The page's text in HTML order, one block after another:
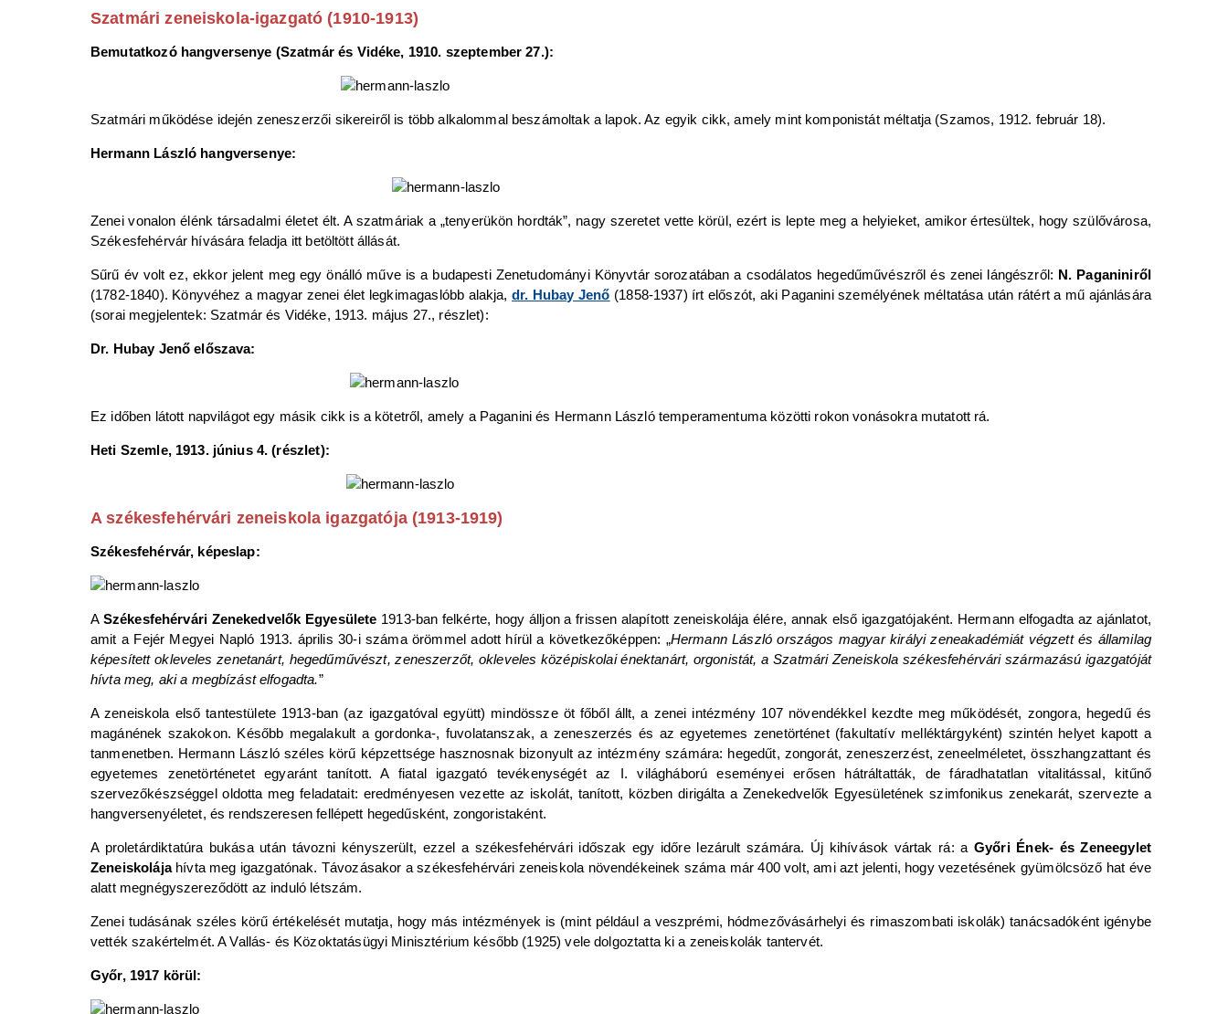
Szatmári zeneiskola-igazgató (1910-1913)
Bemutatkozó hangversenye (Szatmár és Vidéke, 1910. szeptember 27.):
Szatmári működése idején zeneszerzői sikereiről is több alkalommal beszámoltak a lapok. Az egyik cikk, amely mint komponistát méltatja (Szamos, 1912. február 18).
Hermann László hangversenye:
Zenei vonalon élénk társadalmi életet élt. A szatmáriak a „tenyerükön hordták”, nagy szeretet vette körül, ezért is lepte meg a helyieket, amikor értesültek, hogy szülővárosa,
Székesfehérvár hívására feladja itt betöltött állását.
Sűrű év volt ez, ekkor jelent meg egy önálló műve is a budapesti Zenetudományi Könyvtár sorozatában a csodálatos hegedűművészről és zenei lángészről: N. Paganiniről
(1782-1840). Könyvéhez a magyar zenei élet legkimagaslóbb alakja,dr. Hubay Jenő (1858-1937) írt előszót, aki Paganini személyének méltatása után rátért a mű ajánlására
(sorai megjelentek: Szatmár és Vidéke, 1913. május 27., részlet):
Dr. Hubay Jenő előszava:
Ez időben látott napvilágot egy másik cikk is a kötetről, amely a Paganini és Hermann László temperamentuma közötti rokon vonásokra mutatott rá.
Heti Szemle, 1913. június 4. (részlet):
A székesfehérvári zeneiskola igazgatója (1913-1919)
Székesfehérvár, képeslap:
A Székesfehérvári Zenekedvelők Egyesülete 1913-ban felkérte, hogy álljon a frissen alapított zeneiskolája élére, annak első igazgatójaként. Hermann elfogadta az ajánlatot,
amit a Fejér Megyei Napló 1913. április 30-i száma örömmel adott hírül a következőképpen: „Hermann László országos magyar királyi zeneakadémiát végzett és államilag
képesített okleveles zenetanárt, hegedűművészt, zeneszerzőt, okleveles középiskolai énektanárt, orgonistát, a Szatmári Zeneiskola székesfehérvári származású igazgatóját
hívta meg, aki a megbízást elfogadta.”
A zeneiskola első tantestülete 1913-ban (az igazgatóval együtt) mindössze öt főből állt, a zenei intézmény 107 növendékkel kezdte meg működését, zongora, hegedű és
magánének szakokon. Később megalakult a gordonka-, fuvolatanszak, a zeneszerzés és az egyetemes zenetörténet (fakultatív melléktárgyként) szintén helyet kapott a
tanmenetben. Hermann László széles körű képzettsége hasznosnak bizonyult az intézmény számára: hegedűt, zongorát, zeneszerzést, zeneelméletet, összhangzattant és
egyetemes zenetörténetet egyaránt tanított. A fiatal igazgató tevékenységét az I. világháború eseményei erősen hátráltatták, de fáradhatatlan vitalitással, kitűnő
szervezőkészséggel oldotta meg feladatait: eredményesen vezette az iskolát, tanított, közben dirigálta a Zenekedvelők Egyesületének szimfonikus zenekarát, szervezte a
hangversenyéletet, és rendszeresen fellépett hegedűsként, zongoristaként.
A proletárdiktatúra bukása után távozni kényszerült, ezzel a székesfehérvári időszak egy időre lezárult számára. Új kihívások vártak rá: a Győri Ének- és Zeneegylet
Zeneiskolájahívta meg igazgatónak. Távozásakor a székesfehérvári zeneiskola növendékeinek száma már 400 volt, ami azt jelenti, hogy vezetésének gyümölcsöző hat éve
alatt megnégyszereződött az induló létszám.
Zenei tudásának széles körű értékelését mutatja, hogy más intézmények is (mint például a veszprémi, hódmezővásárhelyi és rimaszombati iskolák) tanácsadóként igénybe
vették szakértelmét. A Vallás- és Közoktatásügyi Minisztérium később (1925) vele dolgoztatta ki a zeneiskolák tantervét.
Győr, 1917 körül: